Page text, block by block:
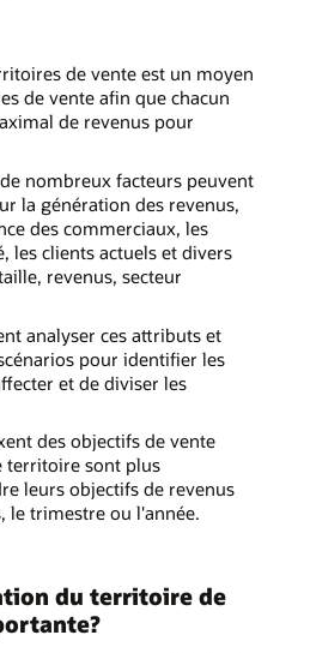
de vente est un moyen
de vente afin que chacun
de revenus pour
nombreux facteurs peuvent
la génération des revenus,
des commerciaux, les
les clients actuels et divers
revenus, secteur
analyser ces attributs et
pour identifier les
et de diviser les
des objectifs de vente
territoire sont plus
leurs objectifs de revenus
le trimestre ou l'année.
du territoire de